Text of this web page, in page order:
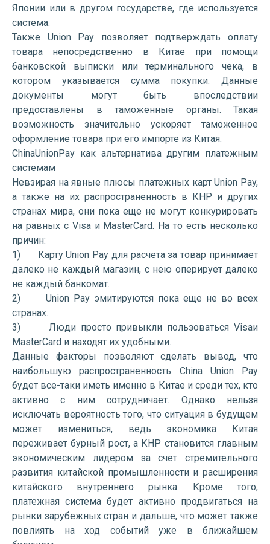
Японии или в другом государстве, где используется
система.
Также Union Pay позволяет подтверждать оплату
товара непосредственно в Китае при помощи
банковской выписки или терминального чека, в
котором указывается сумма покупки. Данные
документы могут быть впоследствии
предоставлены в таможенные органы. Такая
возможность значительно ускоряет таможенное
оформление товара при его импорте из Китая.
ChinaUnionPay как альтернатива другим платежным
системам
Невзирая на явные плюсы платежных карт Union Pay,
а также на их распространенность в КНР и других
странах мира, они пока еще не могут конкурировать
на равных с Visa и MasterCard. На то есть несколько
причин:
1) Карту Union Pay для расчета за товар принимает
далеко не каждый магазин, с нею оперирует далеко
не каждый банкомат.
2) Union Pay эмитируются пока еще не во всех
странах.
3) Люди просто привыкли пользоваться Visaи
MasterCard и находят их удобными.
Данные факторы позволяют сделать вывод, что
наибольшую распространенность China Union Pay
будет все-таки иметь именно в Китае и среди тех, кто
активно с ним сотрудничает. Однако нельзя
исключать вероятность того, что ситуация в будущем
может измениться, ведь экономика Китая
переживает бурный рост, а КНР становится главным
экономическим лидером за счет стремительного
развития китайской промышленности и расширения
китайского внутреннего рынка. Кроме того,
платежная система будет активно продвигаться на
рынки зарубежных стран и дальше, что может также
повлиять на ход событий уже в ближайшем